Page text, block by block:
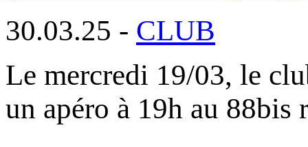
30.03.25 - CLUB
Le mercredi 19/03, le
un apéro à 19h au 88bis